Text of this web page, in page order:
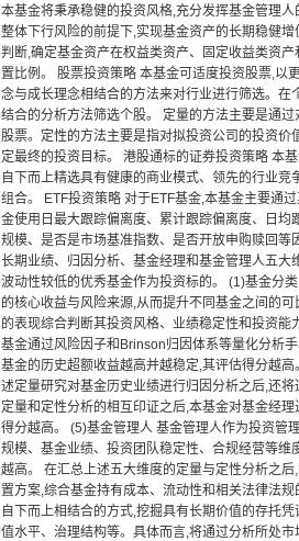
本基金将秉承稳健的投资风格,充分发挥基金管理
整体下行风险的前提下,实现基金资产的长期稳健
判断,确定基金资产在权益类资产、固定收益类资
置比例。 股票投资策略 本基金可适度投资股票,以
念与成长理念相结合的方法来对行业进行筛选。在
结合的分析方法筛选个股。 定量的方法主要是通
股票。定性的方法主要是指对拟投资公司的投资
定最终的投资目标。 港股通标的证券投资策略 本
自下而上精选具有健康的商业模式、领先的行业
组合。 ETF投资策略 对于ETF基金,本基金主要通
金使用日最大跟踪偏离度、累计跟踪偏离度、日
规模、是否是市场基准指数、是否开放申购赎回等
长期业绩、归因分析、基金经理和基金管理人五
波动性较低的优秀基金作为投资标的。 (1)基金分
的核心收益与风险来源,从而提升不同基金之间的
的表现综合判断其投资风格、业绩稳定性和投资
基金通过风险因子和Brinson归因体系等量化分析
基金的历史超额收益越高并越稳定,其评估得分越
述定量研究对基金历史业绩进行归因分析之后,还
定量和定性分析的相互印证之后,本基金对基金经
得分越高。 (5)基金管理人 基金管理人作为投资管
规模、基金业绩、投资团队稳定性、合规经营等
越高。 在汇总上述五大维度的定量与定性分析之
置方案,综合基金持有成本、流动性和相关法律法
自下而上相结合的方式,挖掘具有长期价值的存托
值水平、治理结构等。具体而言,将通过分析所处